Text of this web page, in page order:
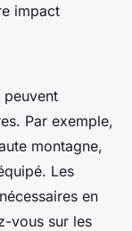
impact
peuvent
Par exemple,
montagne,
Les
en
vous sur les